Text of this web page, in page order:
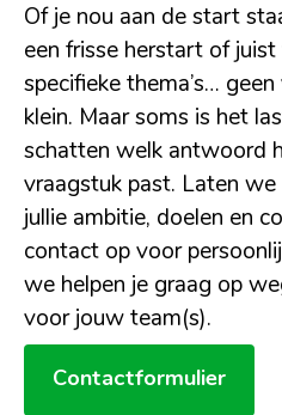
Of je nou aan de start
een frisse herstart of
specifieke thema’s…
klein. Maar soms is het
schatten welk antwoord
vraagstuk past. Laten we
jullie ambitie, doelen en
contact op voor
we helpen je graag op
voor jouw team(s).
Contactformulier